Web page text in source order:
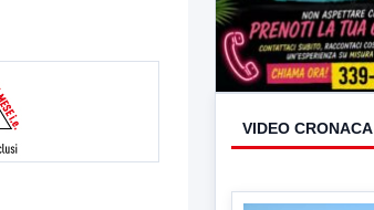
VIDEO CRONACA